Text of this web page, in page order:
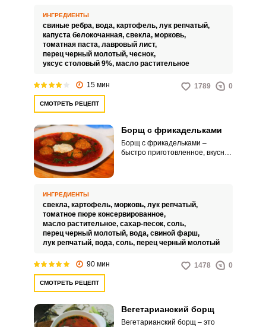
Обычно красный борщ готовят с
мясом, благодаря чему он
получается более сытным и
наваристым.
ИНГРЕДИЕНТЫ
свиные ребра, вода, картофель, лук репчатый,
капуста белокочанная, свекла, морковь,
томатная паста, лавровый лист,
перец черный молотый, чеснок,
уксус столовый 9%, масло растительное
15 мин 1789 0
СМОТРЕТЬ РЕЦЕПТ
Борщ с фрикадельками
Борщ с фрикадельками –
быстро приготовленное, вкусное
ИНГРЕДИЕНТЫ
свекла, картофель, морковь, лук репчатый,
томатное пюре консервированное,
масло растительное, сахар-песок, соль,
перец черный молотый, вода, свиной фарш,
лук репчатый, вода, соль, перец черный молотый
90 мин 1478 0
СМОТРЕТЬ РЕЦЕПТ
Вегетарианский борщ
Вегетарианский борщ – это